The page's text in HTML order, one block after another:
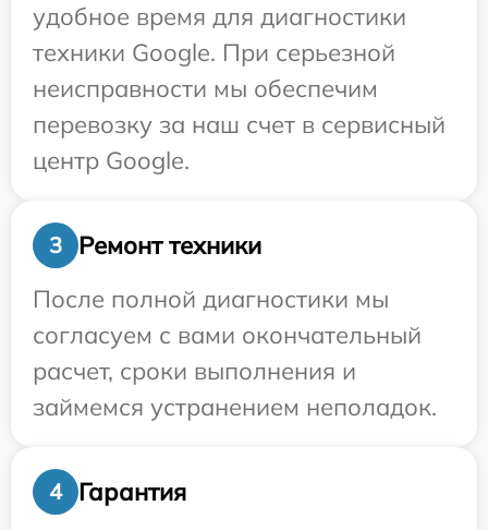
удобное время для диагностики
техники Google. При серьезной
неисправности мы обеспечим
перевозку за наш счет в сервисный
центр Google.
3
Ремонт техники
После полной диагностики мы
согласуем с вами окончательный
расчет, сроки выполнения и
займемся устранением неполадок.
4 Гарантия